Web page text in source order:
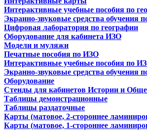
Интерактивные учебные пособия по
Экранно-звуковые средства обучения
Цифровая лаборатория по географии
Оборудование для кабинета ИЗО
Модели и муляжи
Печатные пособия по ИЗО
Интерактивные учебные пособия по
Экранно-звуковые средства обучения
Оборудование
Стенды для кабинетов Истории и
Таблицы демонстрационные
Таблицы раздаточные
Карты (матовое, 2-стороннее
Карты (матовое, 1-стороннее